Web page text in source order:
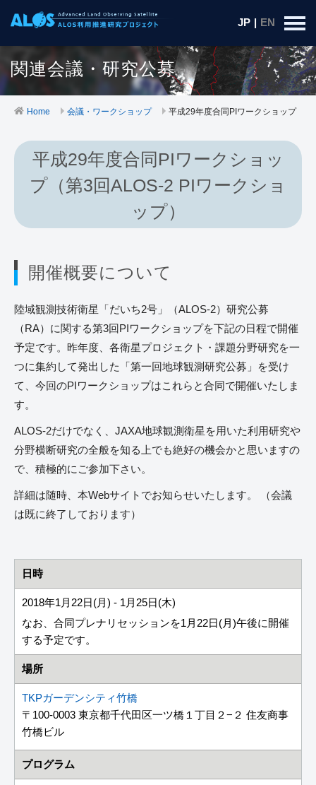
JP | EN
関連会議・研究公募
Home 会議・ワークショップ 平成29年度合同PIワークショップ
平成29年度合同PIワークショッ
プ（第3回ALOS-2 PIワークショ
ップ）
開催概要について
陸域観測技術衛星「だいち2号」（ALOS-2）研究公募
（RA）に関する第3回PIワークショップを下記の日程で開催
予定です。昨年度、各衛星プロジェクト・課題分野研究を一
つに集約して発出した「第一回地球観測研究公募」を受け
て、今回のPIワークショップはこれらと合同で開催いたしま
す。
ALOS-2だけでなく、JAXA地球観測衛星を用いた利用研究や
分野横断研究の全般を知る上でも絶好の機会かと思いますの
で、積極的にご参加下さい。
詳細は随時、本Webサイトでお知らせいたします。 （会議
は既に終了しております）
日時
2018年1月22日(月) - 1月25日(木)
なお、合同プレナリセッションを1月22日(月)午後に開催
する予定です。
場所
TKPガーデンシティ竹橋
〒100-0003 東京都千代田区一ツ橋１丁目２−２ 住友商事
竹橋ビル
プログラム